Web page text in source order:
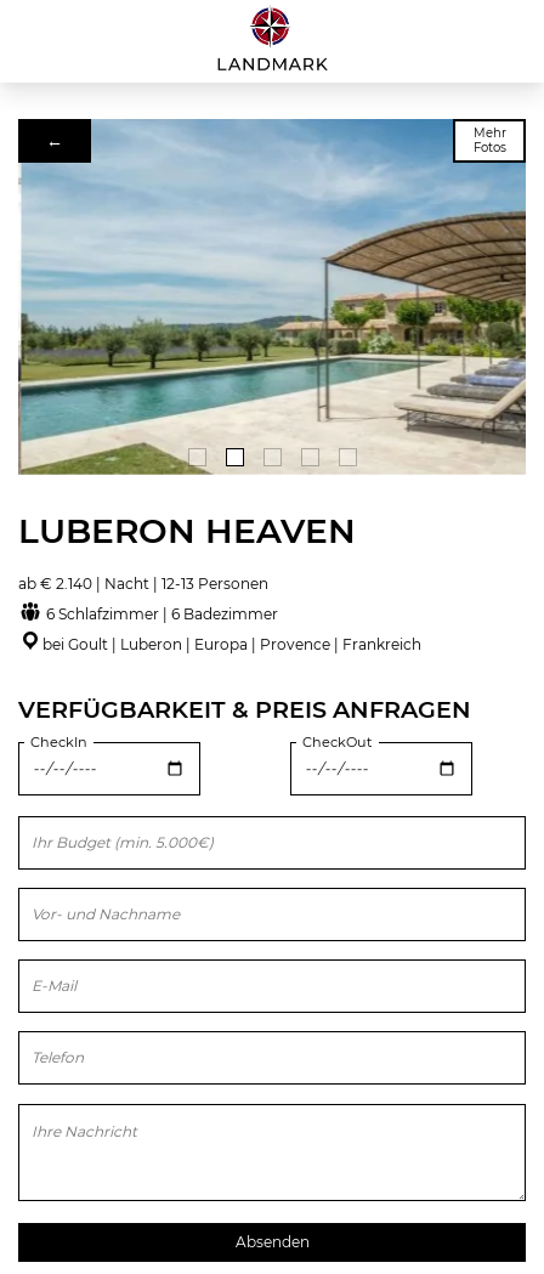
←
Mehr
Fotos
LUBERON HEAVEN
ab € 2.140 | Nacht | 12-13 Personen
6 Schlafzimmer | 6 Badezimmer
bei Goult | Luberon | Europa | Provence | Frankreich
VERFÜGBARKEIT & PREIS ANFRAGEN
CheckIn CheckOut
Bitte lasse dieses Feld leer.
Bitte lasse dieses Feld leer.